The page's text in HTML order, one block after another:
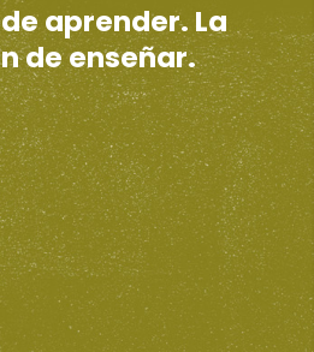
aprender. La
de enseñar.